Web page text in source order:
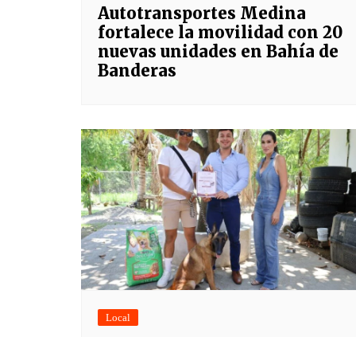
Autotransportes Medina
fortalece la movilidad con 20
nuevas unidades en Bahía de
Banderas
Local